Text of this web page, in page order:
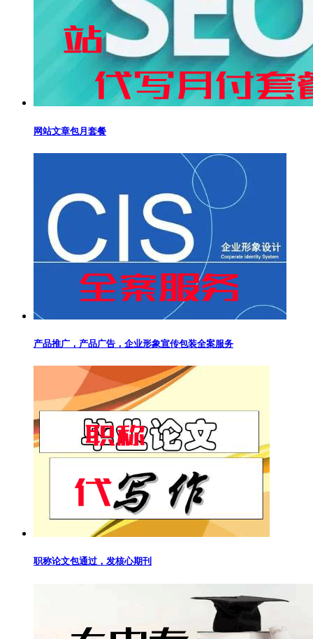
网站文章包月套餐
产品推广，产品广告，企业形象宣传包装全案服务
职称论文包通过，发核心期刊